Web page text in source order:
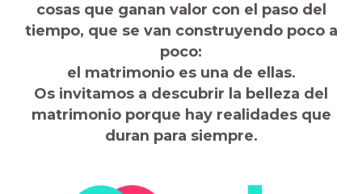
cosas que ganan valor con el paso del
tiempo, que se van construyendo poco a
poco:
el matrimonio es una de ellas.
Os invitamos a descubrir la belleza del
matrimonio porque hay realidades que
duran para siempre.